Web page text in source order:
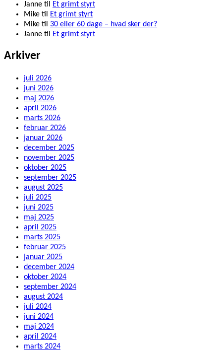
Janne til
Et grimt styrt
Mike til
Et grimt styrt
Mike til 30 eller 60 dage – hvad sker der?
Janne til Et grimt styrt
Arkiver
juli 2026
juni 2026
maj 2026
april 2026
marts 2026
februar 2026
januar 2026
december 2025
november 2025
oktober 2025
september 2025
august 2025
juli 2025
juni 2025
maj 2025
april 2025
marts 2025
februar 2025
januar 2025
december 2024
oktober 2024
september 2024
august 2024
juli 2024
juni 2024
maj 2024
april 2024
marts 2024